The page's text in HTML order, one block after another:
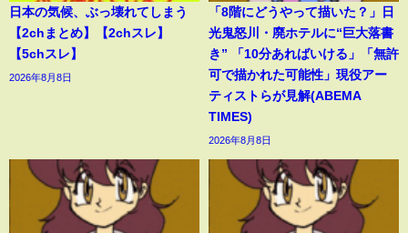
日本の気候、ぶっ壊れてしまう
【2chまとめ】【2chスレ】
【5chスレ】
2026年8月8日
「8階にどうやって描いた？」日
光鬼怒川・廃ホテルに“巨大落書
き” 「10分あればいける」「無許
可で描かれた可能性」現役アー
ティストらが見解(ABEMA
TIMES)
2026年8月8日